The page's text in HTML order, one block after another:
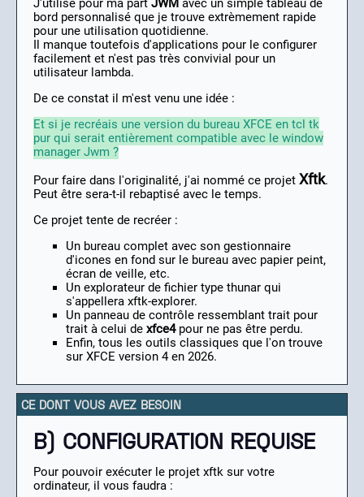
J'utilise pour ma part JWM avec un simple tableau de
bord personnalisé que je trouve extrèmement rapide
pour une utilisation quotidienne.
Il manque toutefois d'applications pour le configurer
facilement et n'est pas très convivial pour un
utilisateur lambda.
De ce constat il m'est venu une idée :
Et si je recréais une version du bureau XFCE en tcl tk
pur qui serait entièrement compatible avec le window
manager Jwm ?
Pour faire dans l'originalité, j'ai nommé ce projet Xftk.
Peut être sera-t-il rebaptisé avec le temps.
Ce projet tente de recréer :
Un bureau complet avec son gestionnaire
d'icones en fond sur le bureau avec papier peint,
écran de veille, etc.
Un explorateur de fichier type thunar qui
s'appellera xftk-explorer.
Un panneau de contrôle ressemblant trait pour
trait à celui de xfce4pour ne pas être perdu.
Enfin, tous les outils classiques que l'on trouve
sur XFCE version 4 en 2026.
CE DONT VOUS AVEZ BESOIN
B) CONFIGURATION REQUISE
Pour pouvoir exécuter le projet xftk sur votre
ordinateur, il vous faudra :